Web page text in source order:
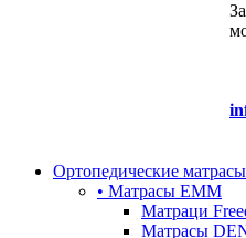
Ортопедические матрасы
• Матрасы ЕММ
Матраци
Матрасы